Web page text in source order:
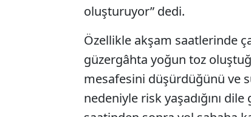
oluşturuyor” dedi.
Özellikle akşam saatlerinde
güzergâhta yoğun toz
mesafesini düşürdüğünü ve
nedeniyle risk yaşadığını